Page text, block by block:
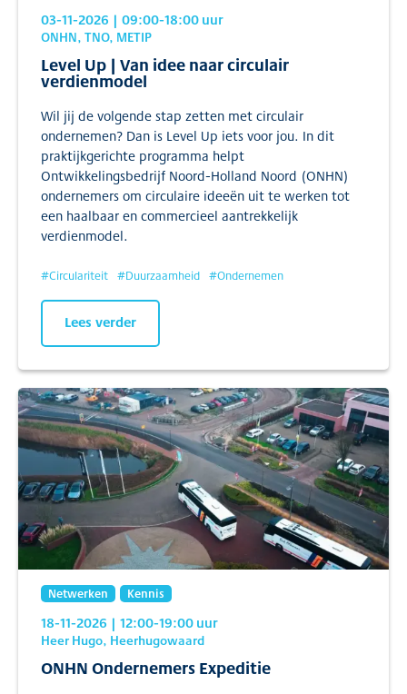
03-11-2026 | 09:00-18:00uur
ONHN, TNO, METIP
Level Up | Van idee naar circulair
verdienmodel
Wil jij de volgende stap zetten met circulair
ondernemen? Dan is Level Up iets voor jou. In dit
praktijkgerichte programma helpt
Ontwikkelingsbedrijf Noord-Holland Noord (ONHN)
ondernemers om circulaire ideeën uit te werken tot
een haalbaar en commercieel aantrekkelijk
verdienmodel.
#Circulariteit #Duurzaamheid #Ondernemen
Lees verder
Netwerken Kennis
18-11-2026 | 12:00-19:00uur
Heer Hugo, Heerhugowaard
ONHN Ondernemers Expeditie